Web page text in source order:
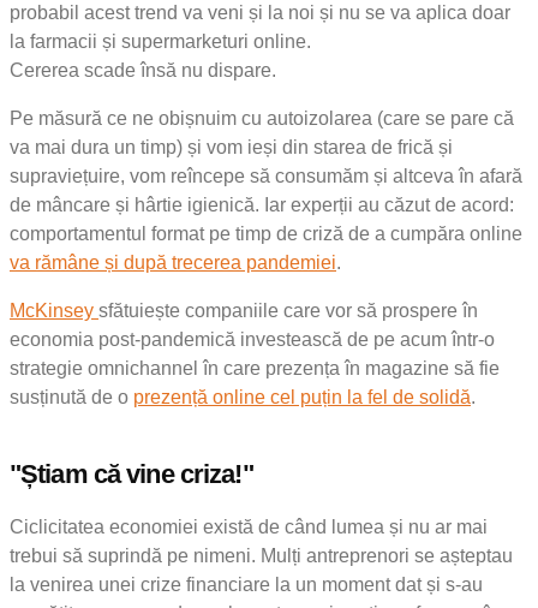
probabil acest trend va veni și la noi și nu se va aplica doar
la farmacii și supermarketuri online.
Cererea scade însă nu dispare.
Pe măsură ce ne obișnuim cu autoizolarea (care se pare că
va mai dura un timp) și vom ieși din starea de frică și
supraviețuire, vom reîncepe să consumăm și altceva în afară
de mâncare și hârtie igienică. Iar experții au căzut de acord:
comportamentul format pe timp de criză de a cumpăra online
va rămâne și după trecerea pandemiei.
McKinsey sfătuiește companiile care vor să prospere în
economia post-pandemică investească de pe acum într-o
strategie omnichannel în care prezența în magazine să fie
susținută de o prezență online cel puțin la fel de solidă.
"Știam că vine criza!"
Ciclicitatea economiei există de când lumea și nu ar mai
trebui să suprindă pe nimeni. Mulți antreprenori se așteptau
la venirea unei crize financiare la un moment dat și s-au